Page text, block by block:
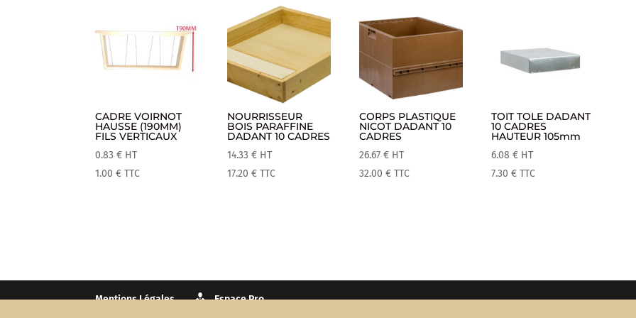
CADRE VOIRNOT
HAUSSE (190MM)
FILS VERTICAUX
0.83€ HT
1.00€ TTC
NOURRISSEUR
BOIS PARAFFINE
DADANT 10 CADRES
14.33€ HT
17.20€ TTC
CORPS PLASTIQUE
NICOT DADANT 10
CADRES
26.67€ HT
32.00€ TTC
TOIT TOLE DADANT
10 CADRES
HAUTEUR 105mm
6.08€ HT
7.30€ TTC
Mentions Légales Espace Pro